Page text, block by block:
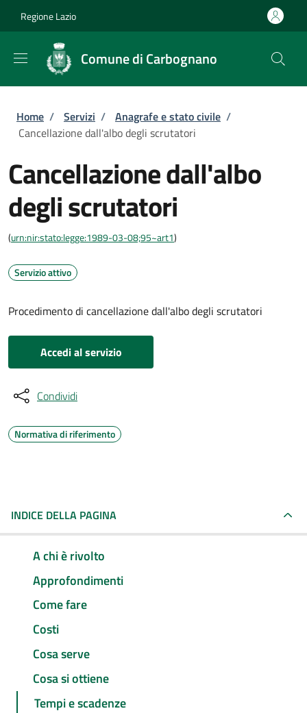
Regione Lazio
Comune di Carbognano
Briciole di pane
Home / Servizi / Anagrafe e stato civile /
Cancellazione dall'albo degli scrutatori
Cancellazione dall'albo
degli scrutatori
(urn:nir:stato:legge:1989-03-08;95~art1)
Servizio attivo
Procedimento di cancellazione dall'albo degli scrutatori
Accedi al servizio
Condividi
Normativa di riferimento
INDICE DELLA PAGINA
A chi è rivolto
Approfondimenti
Come fare
Costi
Cosa serve
Cosa si ottiene
Tempi e scadenze